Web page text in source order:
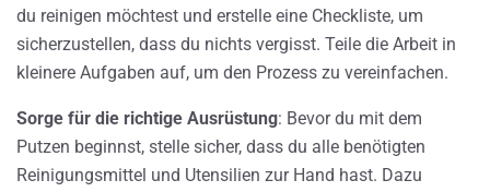
du reinigen möchtest und erstelle eine Checkliste, um
sicherzustellen, dass du nichts vergisst. Teile die Arbeit in
kleinere Aufgaben auf, um den Prozess zu vereinfachen.
Sorge für die richtige Ausrüstung: Bevor du mit dem
Putzen beginnst, stelle sicher, dass du alle benötigten
Reinigungsmittel und Utensilien zur Hand hast. Dazu